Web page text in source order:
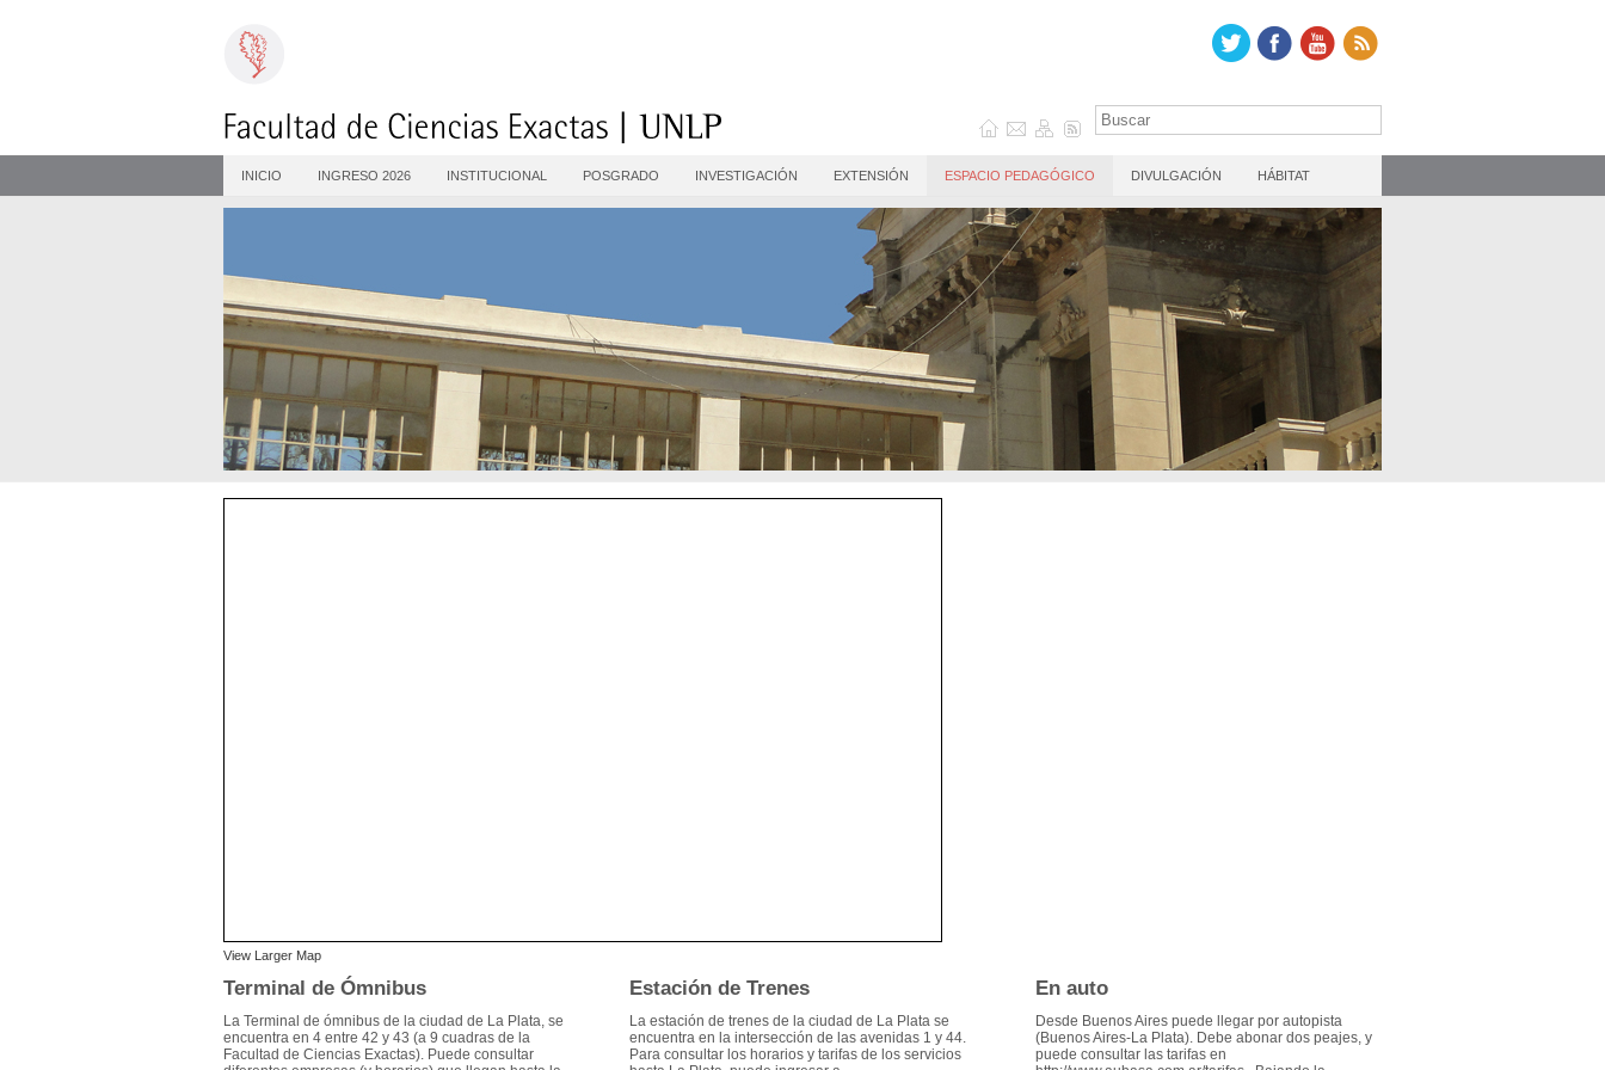
INICIO INGRESO 2026 INSTITUCIONAL POSGRADO INVESTIGACIÓN EXTENSIÓN ESPACIO PEDAGÓGICO DIVULGACIÓN HÁBITAT
View Larger Map
Terminal de Ómnibus
La Terminal de ómnibus de la ciudad de La Plata, se
encuentra en 4 entre 42 y 43 (a 9 cuadras de la
Facultad de Ciencias Exactas). Puede consultar
Estación de Trenes
La estación de trenes de la ciudad de La Plata se
encuentra en la intersección de las avenidas 1 y 44.
Para consultar los horarios y tarifas de los servicios
En auto
Desde Buenos Aires puede llegar por autopista
(Buenos Aires-La Plata). Debe abonar dos peajes, y
puede consultar las tarifas en